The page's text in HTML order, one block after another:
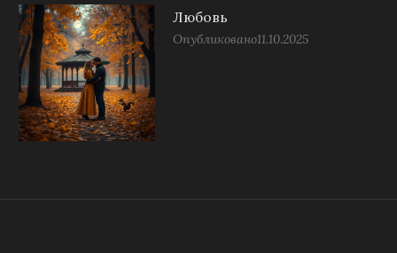
Любовь
Опубликовано11.10.2025